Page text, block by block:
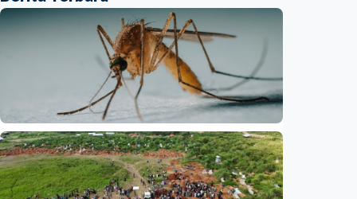
Internasional
Satu nyawa melayang, virus West Nile
kembali mengintai Israel